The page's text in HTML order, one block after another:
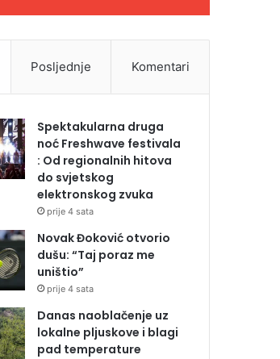
Posljednje Komentari
Spektakularna druga
noć Freshwave festivala
: Od regionalnih hitova
do svjetskog
elektronskog zvuka
prije 4 sata
Novak Đoković otvorio
dušu: “Taj poraz me
uništio”
prije 4 sata
Danas naoblačenje uz
lokalne pljuskove i blagi
pad temperature